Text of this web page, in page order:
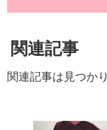
関連記事
関連記事は見つか